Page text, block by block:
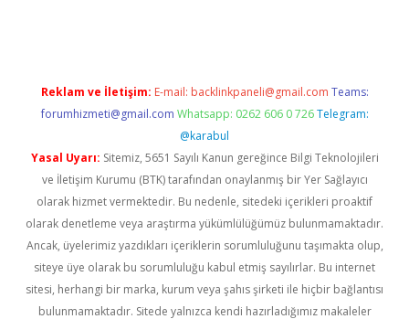
Reklam ve İletişim: E-mail: backlinkpaneli@gmail.com Teams:
forumhizmeti@gmail.com Whatsapp: 0262 606 0 726 Telegram:
@karabul
Yasal Uyarı: Sitemiz, 5651 Sayılı Kanun gereğince Bilgi Teknolojileri
ve İletişim Kurumu (BTK) tarafından onaylanmış bir Yer Sağlayıcı
olarak hizmet vermektedir. Bu nedenle, sitedeki içerikleri proaktif
olarak denetleme veya araştırma yükümlülüğümüz bulunmamaktadır.
Ancak, üyelerimiz yazdıkları içeriklerin sorumluluğunu taşımakta olup,
siteye üye olarak bu sorumluluğu kabul etmiş sayılırlar. Bu internet
sitesi, herhangi bir marka, kurum veya şahıs şirketi ile hiçbir bağlantısı
bulunmamaktadır. Sitede yalnızca kendi hazırladığımız makaleler